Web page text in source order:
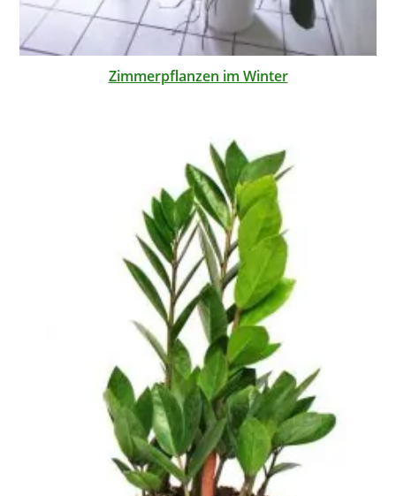
Zimmerpflanzen im Winter